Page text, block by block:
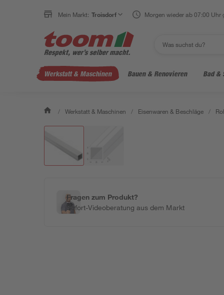
Mein Markt: Troisdorf Morgen wieder ab 07:00 Uhr
Werkstatt & Maschinen Bauen & Renovieren Bad &
/ Werkstatt & Maschinen / Eisenwaren & Beschläge /
Fragen zum Produkt?
Sofort-Videoberatung aus dem Markt